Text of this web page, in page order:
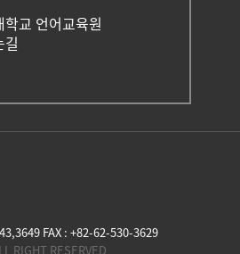
학교 언어교육원
길
FAX : +82-62-530-3629
RIGHT RESERVED